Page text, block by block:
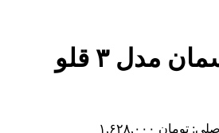
جا قاشقی آسمان مدل ۳ قلو
قیمت اصلی: تومان ۱,۶۲۸,۰۰۰